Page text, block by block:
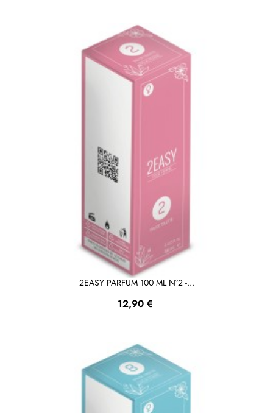
2EASY PARFUM 100 ML N°2 -...
Prezzo
12,90 €